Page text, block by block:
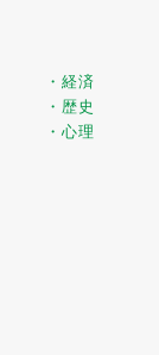
・経済
・歴史
・心理